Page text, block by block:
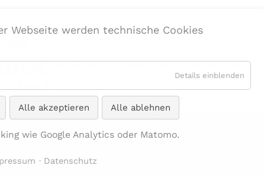
Startseite
Über Uns Hofverkauf
Kontakt
Webseite werden technische Cookies
Details einblenden
Alle akzeptieren Alle ablehnen
wie Google Analytics oder Matomo.
Datenschutz